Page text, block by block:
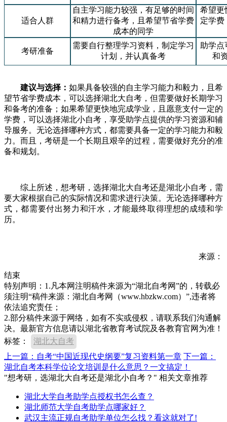
适合人群
自主学习能力较强，有足够的时间
和精力进行备考，且希望节省学费
成本的同学
希望更
定学费
考研准备
需要自行整理学习资料，制定学习
计划，并认真备考
助学
和
建议与选择： 如果具备较强的自主学习能力和毅力，且希
望节省学费成本，可以选择湖北大自考，但需要做好长期学习
和备考的准备；如果希望更快地完成学业，且愿意支付一定的
学费，可以选择湖北小自考，享受助学点提供的学习资源和辅
导服务。无论选择哪种方式，都需要具备一定的学习能力和毅
力。而且，考研是一个长期且艰辛的过程，需要做好充分的准
备和规划。
综上所述，想考研，选择湖北大自考还是湖北小自考，需
要大家根据自己的实际情况和需求进行决策。无论选择哪种方
式，都需要付出努力和汗水，才能最终取得理想的成绩和学
历。
来源：
结束
特别声明：1.凡本网注明稿件来源为“湖北自考网”的，转载必
须注明“稿件来源：湖北自考网（www.hbzkw.com）”,违者将
依法追究责任；
2.部分稿件来源于网络，如有不实或侵权，请联系我们沟通解
决。最新官方信息请以湖北省教育考试院及各教育官网为准！
标签：
湖北大自考
上一篇：自考“中国近现代史纲要”复习资料第一章 下一篇：
湖北自考本科学位论文培训是什么意思？一文搞定！
"想考研，选湖北大自考还是湖北小自考？" 相关文章推荐
湖北大学自考助学点授权书怎么查？
湖北师范大学自考助学点哪家好？
武汉主流正规自考助学单位怎么找？看这就对了!